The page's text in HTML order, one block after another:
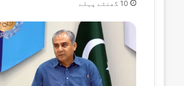
اکتوبر 30, 2024
ف
ظ
ی
10 گھنٹے پہلے